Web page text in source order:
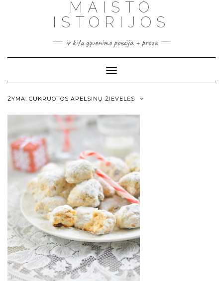
MAISTO
ISTORIJOS
ir kita gyvenimo poezija + proza
Toggle
Navigation
ŽYMA: CUKRUOTOS APELSINŲ ŽIEVELĖS